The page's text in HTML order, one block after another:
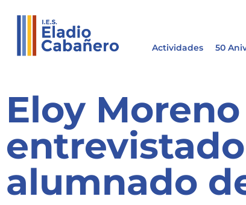
Actividades 50
Eloy
alumnado